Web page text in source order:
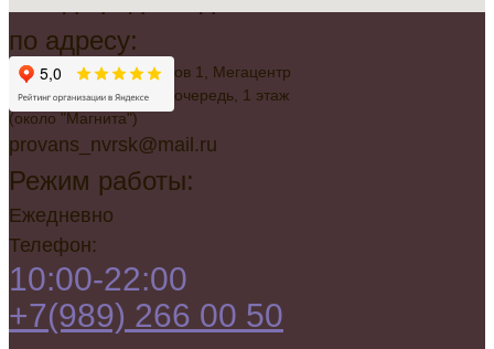
по адресу:
г. Новороссийск, Советов 1, Мегацентр
"Красная Площадь", 2 очередь, 1 этаж
(около "Магнита")
provans_nvrsk@mail.ru
Режим работы:
Ежедневно
Телефон:
10:00-22:00
+7(989) 266 00 50